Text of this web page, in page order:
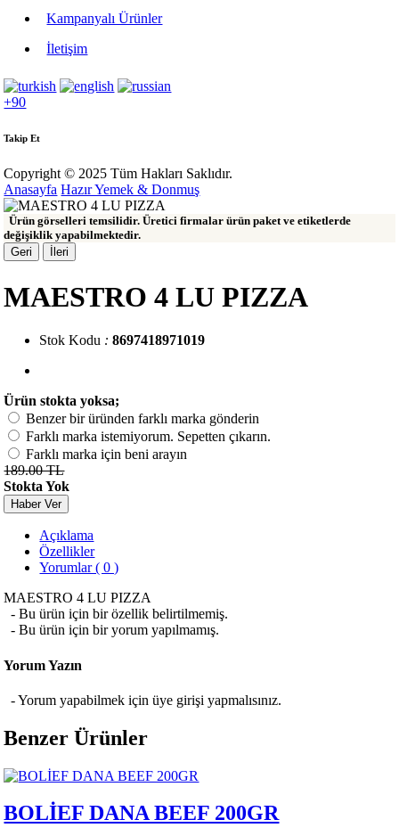
Kampanyalı Ürünler
İletişim
+90
Takip Et
Copyright © 2025 Tüm Hakları Saklıdır.
Anasayfa Hazır Yemek & Donmuş
Ürün görselleri temsilidir. Üretici firmalar ürün paket ve etiketlerde
değişiklik yapabilmektedir.
Geri
İleri
MAESTRO 4 LU PIZZA
Stok Kodu : 8697418971019
Ürün stokta yoksa;
Benzer bir üründen farklı marka gönderin
Farklı marka istemiyorum. Sepetten çıkarın.
Farklı marka için beni arayın
189.00 TL
Stokta Yok
Haber Ver
Açıklama
Özellikler
Yorumlar ( 0 )
MAESTRO 4 LU PIZZA
- Bu ürün için bir özellik belirtilmemiş.
- Bu ürün için bir yorum yapılmamış.
Yorum Yazın
- Yorum yapabilmek için üye girişi yapmalısınız.
Benzer Ürünler
BOLİEF DANA BEEF 200GR